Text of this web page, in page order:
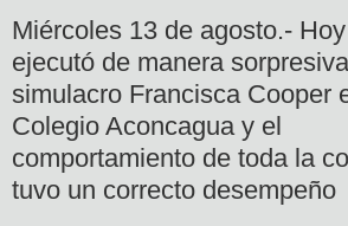
Miércoles 13 de agosto.-
ejecutó de manera
simulacro Francisca Cooper
Colegio Aconcagua y el
comportamiento de toda la
tuvo un correcto desempeño